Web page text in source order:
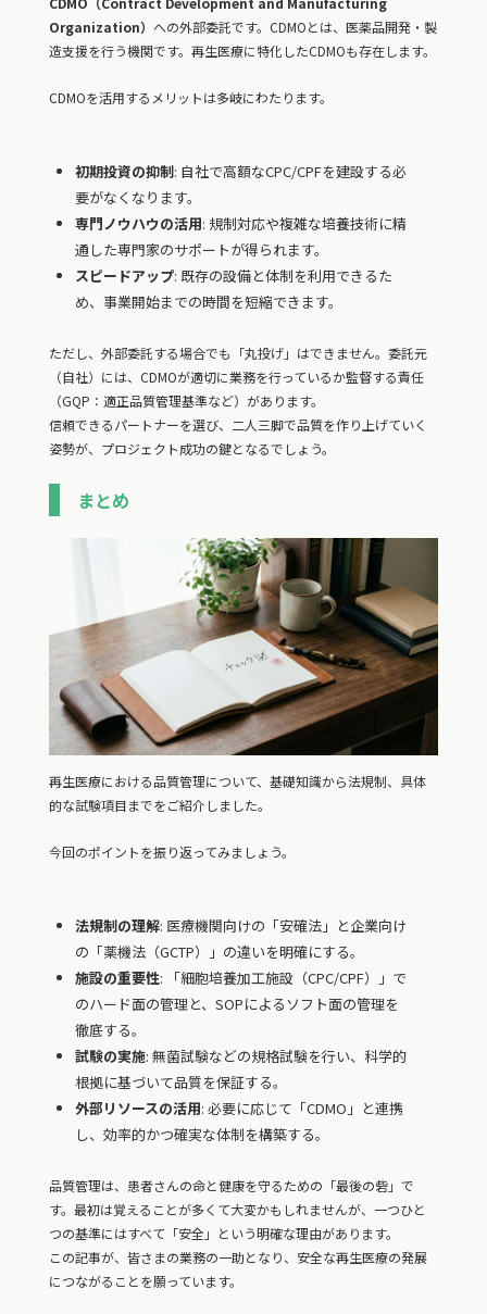
Organization） への外部委託です。CDMOとは、医薬品開発・製
造支援を行う機関です。再生医療に特化したCDMOも存在します。
CDMOを活用するメリットは多岐にわたります。
初期投資の抑制: 自社で高額なCPC/CPFを建設する必
要がなくなります。
専門ノウハウの活用: 規制対応や複雑な培養技術に精
通した専門家のサポートが得られます。
スピードアップ: 既存の設備と体制を利用できるた
め、事業開始までの時間を短縮できます。
ただし、外部委託する場合でも「丸投げ」はできません。委託元
（自社）には、CDMOが適切に業務を行っているか監督する責任
（GQP：適正品質管理基準など）があります。
信頼できるパートナーを選び、二人三脚で品質を作り上げていく
姿勢が、プロジェクト成功の鍵となるでしょう。
まとめ
再生医療における品質管理について、基礎知識から法規制、具体
的な試験項目までをご紹介しました。
今回のポイントを振り返ってみましょう。
法規制の理解: 医療機関向けの「安確法」と企業向け
の「薬機法（GCTP）」の違いを明確にする。
施設の重要性: 「細胞培養加工施設（CPC/CPF）」で
のハード面の管理と、SOPによるソフト面の管理を
徹底する。
試験の実施: 無菌試験などの規格試験を行い、科学的
根拠に基づいて品質を保証する。
外部リソースの活用: 必要に応じて「CDMO」と連携
し、効率的かつ確実な体制を構築する。
品質管理は、患者さんの命と健康を守るための「最後の砦」で
す。最初は覚えることが多くて大変かもしれませんが、一つひと
つの基準にはすべて「安全」という明確な理由があります。
この記事が、皆さまの業務の一助となり、安全な再生医療の発展
につながることを願っています。